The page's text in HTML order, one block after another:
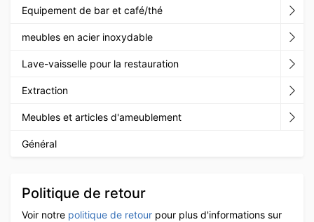
Equipement de bar et café/thé
meubles en acier inoxydable
Lave-vaisselle pour la restauration
Extraction
Meubles et articles d'ameublement
Général
Politique de retour
Voir notre politique de retour pour plus d'informations sur